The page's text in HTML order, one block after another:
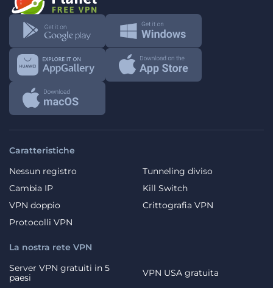
Caratteristiche
Nessun registro
Tunneling diviso
Cambia IP
Kill Switch
VPN doppio
Crittografia VPN
Protocolli VPN
La nostra rete VPN
Server VPN gratuiti in 5
paesi
VPN USA gratuita